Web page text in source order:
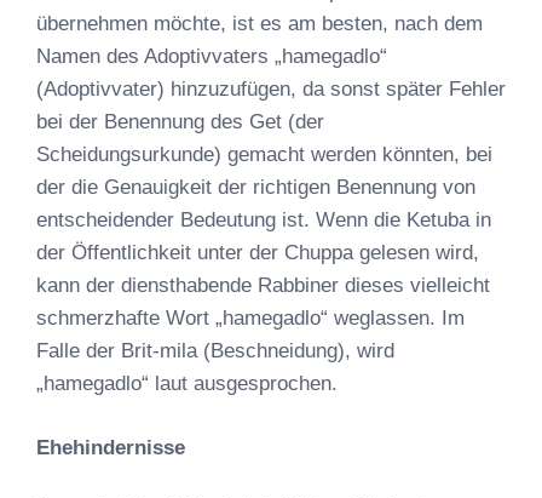
übernehmen möchte, ist es am besten, nach dem
Namen des Adoptivvaters „hamegadlo“
(Adoptivvater) hinzuzufügen, da sonst später Fehler
bei der Benennung des Get (der
Scheidungsurkunde) gemacht werden könnten, bei
der die Genauigkeit der richtigen Benennung von
entscheidender Bedeutung ist. Wenn die Ketuba in
der Öffentlichkeit unter der Chuppa gelesen wird,
kann der diensthabende Rabbiner dieses vielleicht
schmerzhafte Wort „hamegadlo“ weglassen. Im
Falle der Brit-mila (Beschneidung), wird
„hamegadlo“ laut ausgesprochen.
Ehehindernisse